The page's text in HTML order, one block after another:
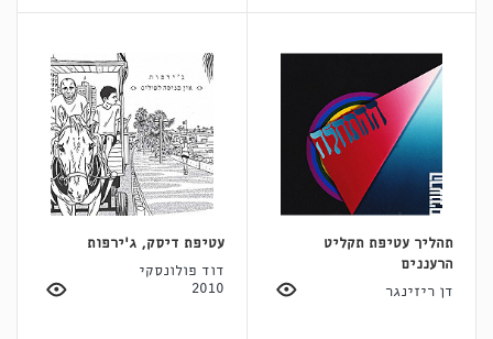
תהליך עטיפת תקליט
הרעננים
דן ריזינגר
עטיפת דיסק, ג'ירפות
דוד פולונסקי
2010